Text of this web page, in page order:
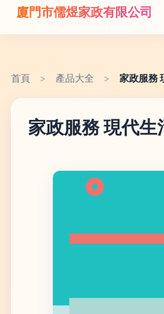
廈門市儒煜家政有限公司
首頁 > 產品大全 > 家政服務
家政服務 現代